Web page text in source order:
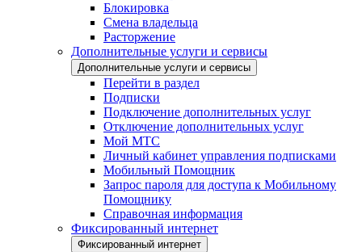
Блокировка
Смена владельца
Расторжение
Дополнительные услуги и сервисы
Дополнительные услуги и сервисы
Перейти в раздел
Подписки
Подключение дополнительных услуг
Отключение дополнительных услуг
Мой МТС
Личный кабинет управления подписками
Мобильный Помощник
Запрос пароля для доступа к Мобильному
Помощнику
Справочная информация
Фиксированный интернет
Фиксированный интернет